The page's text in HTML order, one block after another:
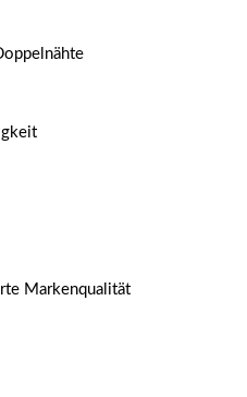
Markenqualität